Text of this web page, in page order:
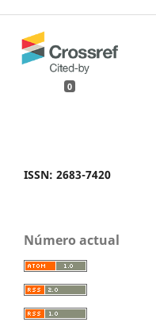
0
ISSN: 2683-7420
Número actual